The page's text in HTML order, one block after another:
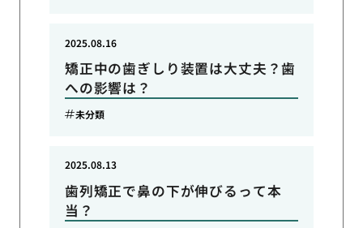
矯正中の歯ぎしり装置は大丈夫？歯
への影響は？
2025.08.16
未分類
歯列矯正で鼻の下が伸びるって本
当？
2025.08.13